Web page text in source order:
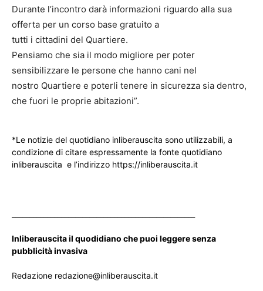
Durante l’incontro darà informazioni riguardo alla sua
offerta per un corso base gratuito a
tutti i cittadini del Quartiere.
Pensiamo che sia il modo migliore per poter
sensibilizzare le persone che hanno cani nel
nostro Quartiere e poterli tenere in sicurezza sia dentro,
che fuori le proprie abitazioni”.
*Le notizie del quotidiano inliberauscita sono utilizzabili, a
condizione di citare espressamente la fonte quotidiano
inliberauscita e l’indirizzo https://inliberauscita.it
Inliberauscita il quodidiano che puoi leggere senza
pubblicità invasiva
Redazione redazione@inliberauscita.it